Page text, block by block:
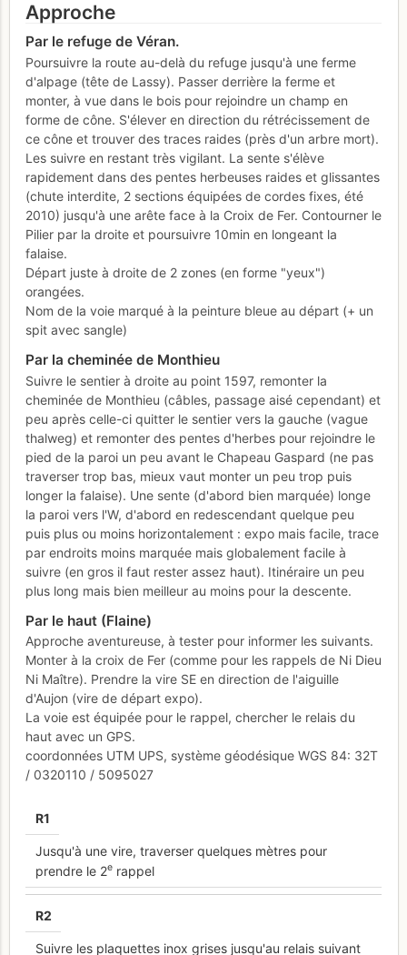
Approche
Par le refuge de Véran.
Poursuivre la route au-delà du refuge jusqu'à une ferme
d'alpage (tête de Lassy). Passer derrière la ferme et
monter, à vue dans le bois pour rejoindre un champ en
forme de cône. S'élever en direction du rétrécissement de
ce cône et trouver des traces raides (près d'un arbre mort).
Les suivre en restant très vigilant. La sente s'élève
rapidement dans des pentes herbeuses raides et glissantes
(chute interdite, 2 sections équipées de cordes fixes, été
2010) jusqu'à une arête face à la Croix de Fer. Contourner le
Pilier par la droite et poursuivre 10min en longeant la
falaise.
Départ juste à droite de 2 zones (en forme "yeux")
orangées.
Nom de la voie marqué à la peinture bleue au départ (+ un
spit avec sangle)
Par la cheminée de Monthieu
Suivre le sentier à droite au point 1597, remonter la
cheminée de Monthieu (câbles, passage aisé cependant) et
peu après celle-ci quitter le sentier vers la gauche (vague
thalweg) et remonter des pentes d'herbes pour rejoindre le
pied de la paroi un peu avant le Chapeau Gaspard (ne pas
traverser trop bas, mieux vaut monter un peu trop puis
longer la falaise). Une sente (d'abord bien marquée) longe
la paroi vers l'W, d'abord en redescendant quelque peu
puis plus ou moins horizontalement : expo mais facile, trace
par endroits moins marquée mais globalement facile à
suivre (en gros il faut rester assez haut). Itinéraire un peu
plus long mais bien meilleur au moins pour la descente.
Par le haut (Flaine)
Approche aventureuse, à tester pour informer les suivants.
Monter à la croix de Fer (comme pour les rappels de Ni Dieu
Ni Maître). Prendre la vire SE en direction de l'aiguille
d'Aujon (vire de départ expo).
La voie est équipée pour le rappel, chercher le relais du
haut avec un GPS.
coordonnées UTM UPS, système géodésique WGS 84: 32T
/ 0320110 / 5095027
R1
Jusqu'à une vire, traverser quelques mètres pour
prendre le 2erappel
R2
Suivre les plaquettes inox grises jusqu'au relais suivant